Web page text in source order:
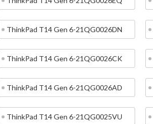
ThinkPad T14 Gen 6-21QG0026DN
ThinkPad T14 Gen 6-21QG0026CK
ThinkPad T14 Gen 6-21QG0026AD
ThinkPad T14 Gen 6-21QG0025VU